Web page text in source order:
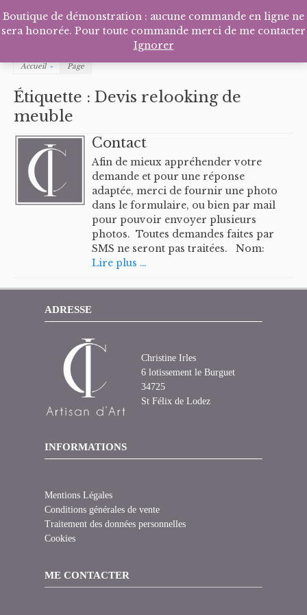
Facebook
Pinterest
Tél
Accueil » Page
Étiquette : Devis relooking de
meuble
Contact
Afin de mieux appréhender votre
demande et pour une réponse
adaptée, merci de fournir une photo
dans le formulaire, ou bien par mail
pour pouvoir envoyer plusieurs
photos. Toutes demandes faites par
SMS ne seront pas traitées. Nom:
Lire plus …
ADRESSE
Christine Irles
6 lotissement le Burguet
34725
St Félix de Lodez
INFORMATIONS
Mentions Légales
Conditions générales de vente
Traitement des données personnelles
Cookies
ME CONTACTER
Boutique de démonstration : aucune commande en ligne ne
sera honorée. Pour toute commande merci de me contacter
Ignorer